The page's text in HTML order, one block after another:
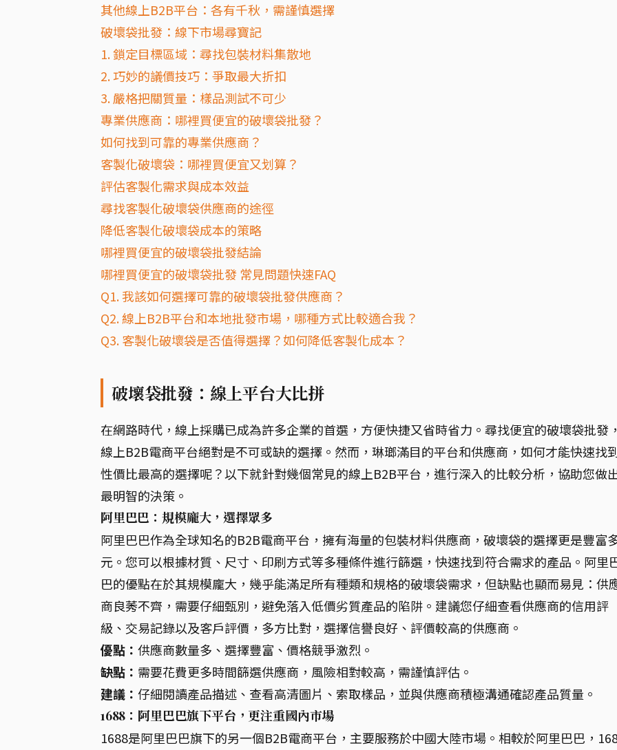
其他線上B2B平台：各有千秋，需謹慎選擇
破壞袋批發：線下市場尋寶記
1. 鎖定目標區域：尋找包裝材料集散地
2. 巧妙的議價技巧：爭取最大折扣
3. 嚴格把關質量：樣品測試不可少
專業供應商：哪裡買便宜的破壞袋批發？
如何找到可靠的專業供應商？
客製化破壞袋：哪裡買便宜又划算？
評估客製化需求與成本效益
尋找客製化破壞袋供應商的途徑
降低客製化破壞袋成本的策略
哪裡買便宜的破壞袋批發結論
哪裡買便宜的破壞袋批發 常見問題快速FAQ
Q1. 我該如何選擇可靠的破壞袋批發供應商？
Q2. 線上B2B平台和本地批發市場，哪種方式比較適合我？
Q3. 客製化破壞袋是否值得選擇？如何降低客製化成本？
破壞袋批發：線上平台大比拼
在網路時代，線上採購已成為許多企業的首選，方便快捷又省時省力。尋找便宜的破壞袋批發，
線上B2B電商平台絕對是不可或缺的選擇。然而，琳瑯滿目的平台和供應商，如何才能快速找
性價比最高的選擇呢？以下就針對幾個常見的線上B2B平台，進行深入的比較分析，協助您做
最明智的決策。
阿里巴巴：規模龐大，選擇眾多
阿里巴巴作為全球知名的B2B電商平台，擁有海量的包裝材料供應商，破壞袋的選擇更是豐富
元。您可以根據材質、尺寸、印刷方式等多種條件進行篩選，快速找到符合需求的產品。阿里
巴的優點在於其規模龐大，幾乎能滿足所有種類和規格的破壞袋需求，但缺點也顯而易見：供
商良莠不齊，需要仔細甄別，避免落入低價劣質產品的陷阱。建議您仔細查看供應商的信用評
級、交易記錄以及客戶評價，多方比對，選擇信譽良好、評價較高的供應商。
優點： 供應商數量多、選擇豐富、價格競爭激烈。
缺點： 需要花費更多時間篩選供應商，風險相對較高，需謹慎評估。
建議： 仔細閱讀產品描述、查看高清圖片、索取樣品，並與供應商積極溝通確認產品質量。
1688：阿里巴巴旗下平台，更注重國內市場
1688是阿里巴巴旗下的另一個B2B電商平台，主要服務於中國大陸市場。相較於阿里巴巴，